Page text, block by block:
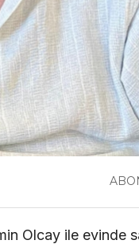
Olcay ile evinde